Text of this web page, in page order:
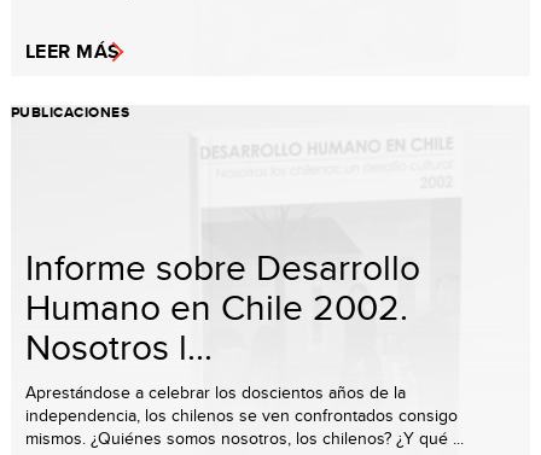
LEER MÁS
PUBLICACIONES
Informe sobre Desarrollo
Humano en Chile 2002.
Nosotros l...
Aprestándose a celebrar los doscientos años de la
independencia, los chilenos se ven confrontados consigo
mismos. ¿Quiénes somos nosotros, los chilenos? ¿Y qué ...